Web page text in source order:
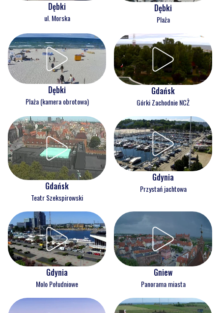
Dębki
ul. Morska
Dębki
Plaża
Dębki
Plaża (kamera obrotowa)
Gdańsk
Górki Zachodnie NCŻ
Gdańsk
Teatr Szekspirowski
Gdynia
Przystań jachtowa
Gdynia
Molo Południowe
Gniew
Panorama miasta